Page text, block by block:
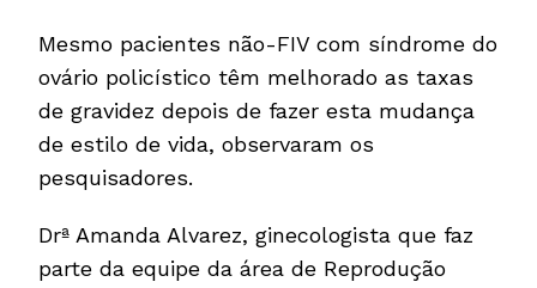
Mesmo pacientes não-FIV com síndrome do
ovário policístico têm melhorado as taxas
de gravidez depois de fazer esta mudança
de estilo de vida, observaram os
pesquisadores.
Drª Amanda Alvarez, ginecologista que faz
parte da equipe da área de Reprodução